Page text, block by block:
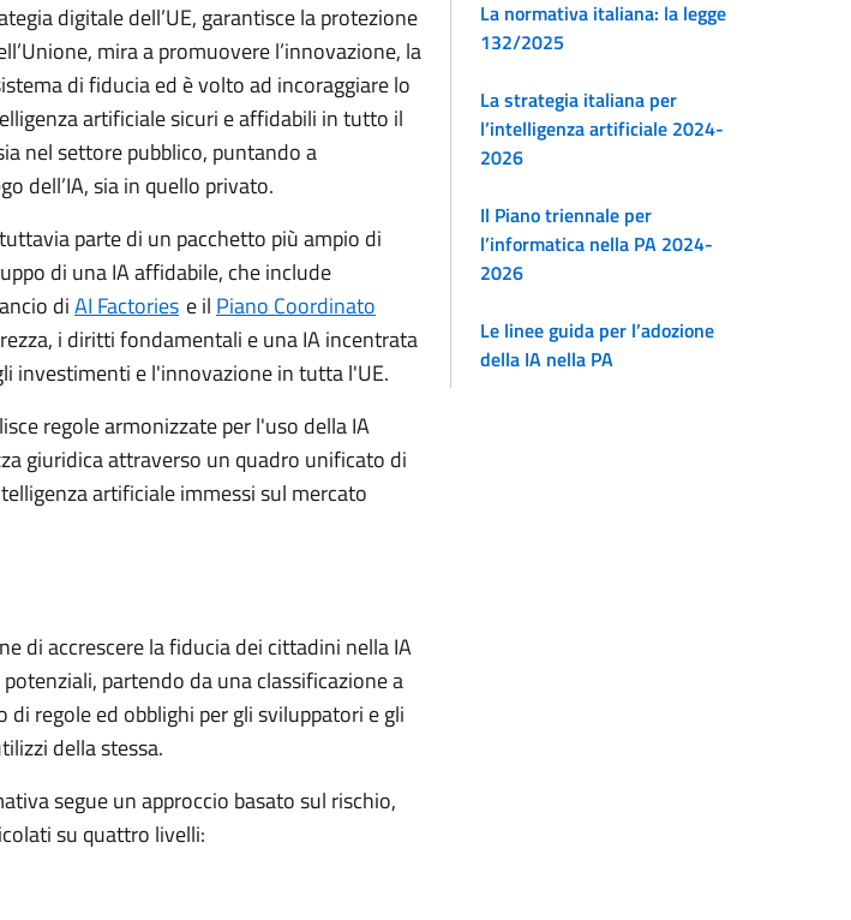
digitale dell’UE, garantisce la protezione
mira a promuovere l’innovazione, la
di fiducia ed è volto ad incoraggiare lo
artificiale sicuri e affidabili in tutto il
nel settore pubblico, puntando a
dell’IA, sia in quello privato.
parte di un pacchetto più ampio di
di una IA affidabile, che include
diAI Factories e il Piano Coordinato
i diritti fondamentali e una IA incentrata
investimenti e l'innovazione in tutta l'UE.
regole armonizzate per l'uso della IA
giuridica attraverso un quadro unificato di
artificiale immessi sul mercato
di accrescere la fiducia dei cittadini nella IA
partendo da una classificazione a
regole ed obblighi per gli sviluppatori e gli
della stessa.
segue un approccio basato sul rischio,
su quattro livelli:
La normativa italiana: la legge
132/2025
La strategia italiana per
l’intelligenza artificiale 2024-
2026
Il Piano triennale per
l’informatica nella PA 2024-
2026
Le linee guida per l’adozione
della IA nella PA